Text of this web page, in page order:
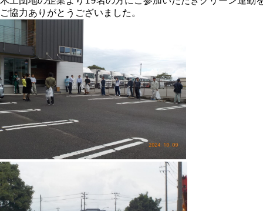
ご協力ありがとうございました。